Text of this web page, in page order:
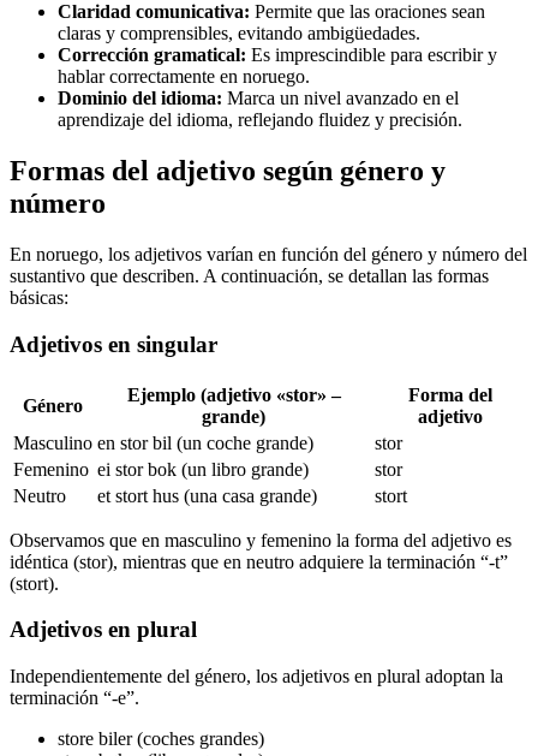
Claridad comunicativa: Permite que las oraciones sean
claras y comprensibles, evitando ambigüedades.
Corrección gramatical: Es imprescindible para escribir y
hablar correctamente en noruego.
Dominio del idioma: Marca un nivel avanzado en el
aprendizaje del idioma, reflejando fluidez y precisión.
Formas del adjetivo según género y
número
En noruego, los adjetivos varían en función del género y número del
sustantivo que describen. A continuación, se detallan las formas
básicas:
Adjetivos en singular
Género
Ejemplo (adjetivo «stor» –
grande)
Forma del
adjetivo
Masculino en stor bil (un coche grande)
stor
Femenino ei stor bok (un libro grande)
stor
Neutro
et stort hus (una casa grande) stort
Observamos que en masculino y femenino la forma del adjetivo es
idéntica (stor), mientras que en neutro adquiere la terminación “-t”
(stort).
Adjetivos en plural
Independientemente del género, los adjetivos en plural adoptan la
terminación “-e”.
store biler (coches grandes)